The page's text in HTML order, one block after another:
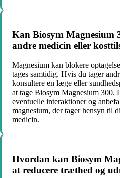
Kan Biosym Magnesium
andre medicin eller
Magnesium kan blokere
tages samtidig. Hvis du tager
konsultere en læge eller
at tage Biosym Magnesium 300.
eventuelle interaktioner og
magnesium, der tager hensyn til
medicin.
Hvordan kan Biosym
at reducere træthed og